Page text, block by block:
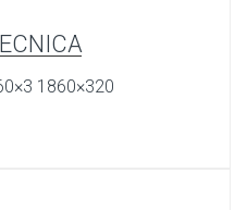
1860×320